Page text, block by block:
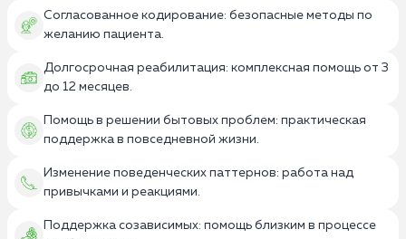
Согласованное кодирование: безопасные методы по
желанию пациента.
Долгосрочная реабилитация: комплексная помощь от 3
до 12 месяцев.
Помощь в решении бытовых проблем: практическая
поддержка в повседневной жизни.
Изменение поведенческих паттернов: работа над
привычками и реакциями.
Поддержка созависимых: помощь близким в процессе